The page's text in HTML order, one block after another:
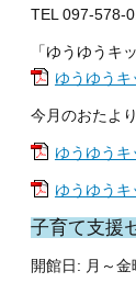
TEL 097-578-
「ゆうゆうキ
ゆうゆう
今月のおたより
ゆうゆうキ
ゆうゆうキ
子育て支援
開館日: 月～